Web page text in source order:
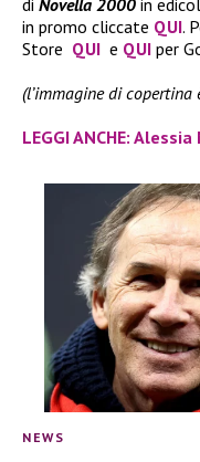
in promo cliccate QUI.
Store QUI e QUI per
(l’immagine di copertina
LEGGI ANCHE:
NEWS